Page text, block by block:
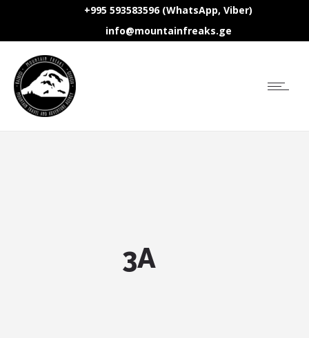
+995 593583596 (WhatsApp, Viber)
info@mountainfreaks.ge
3A